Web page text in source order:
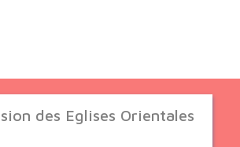
des Eglises Orientales